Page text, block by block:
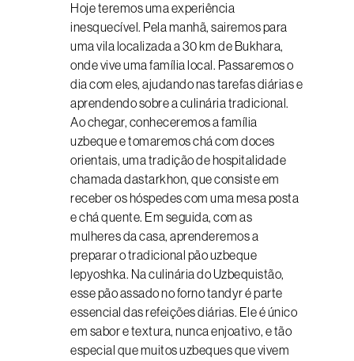
Hoje teremos uma experiência
inesquecível. Pela manhã, sairemos para
uma vila localizada a 30 km de Bukhara,
onde vive uma família local. Passaremos o
dia com eles, ajudando nas tarefas diárias e
aprendendo sobre a culinária tradicional.
Ao chegar, conheceremos a família
uzbeque e tomaremos chá com doces
orientais, uma tradição de hospitalidade
chamada dastarkhon, que consiste em
receber os hóspedes com uma mesa posta
e chá quente. Em seguida, com as
mulheres da casa, aprenderemos a
preparar o tradicional pão uzbeque
lepyoshka. Na culinária do Uzbequistão,
esse pão assado no forno tandyr é parte
essencial das refeições diárias. Ele é único
em sabor e textura, nunca enjoativo, e tão
especial que muitos uzbeques que vivem